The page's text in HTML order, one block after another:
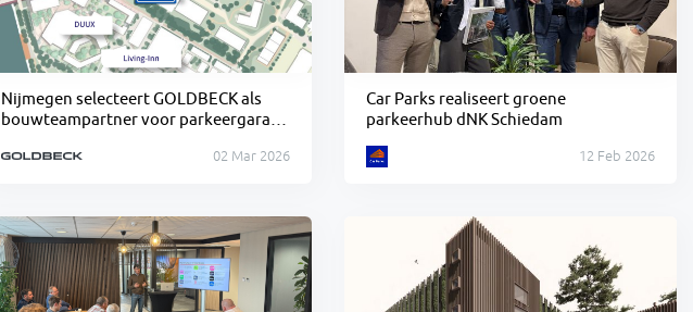
Nijmegen selecteert GOLDBECK als
bouwteampartner voor parkeergarage
02 Mar 2026
Car Parks realiseert groene
parkeerhub dNK Schiedam
12 Feb 2026